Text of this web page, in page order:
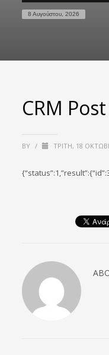
8 Αυγούστου, 2026
CRM
BY / ΤΡΊΤΗ, 18